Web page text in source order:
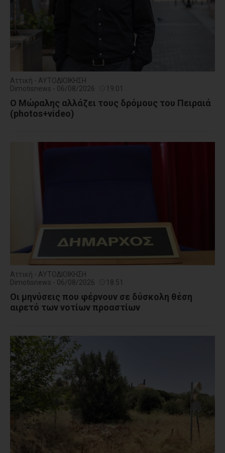
Αττική - ΑΥΤΟΔΙΟΙΚΗΣΗ
Dimotisnews - 06/08/2026
19:01
Ο Μώραλης αλλάζει τους δρόμους του Πειραιά
(photos+video)
Αττική - ΑΥΤΟΔΙΟΙΚΗΣΗ
Dimotisnews - 06/08/2026
18:51
Οι μηνύσεις που φέρνουν σε δύσκολη θέση
αιρετό των νοτίων προαστίων